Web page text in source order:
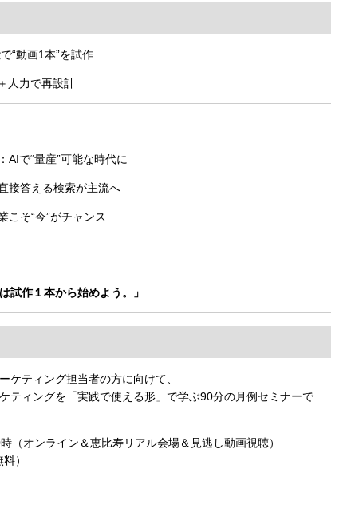
“動画1本”を試作
人力で再設計
：AIで“量産”可能な時代に
接答える検索が主流へ
こそ“今”がチャンス
試作１本から始めよう。」
ケティング担当者の方に向けて、
ティングを「実践で使える形」で学ぶ90分の月例セミナーで
（オンライン＆恵比寿リアル会場＆見逃し動画視聴）
）